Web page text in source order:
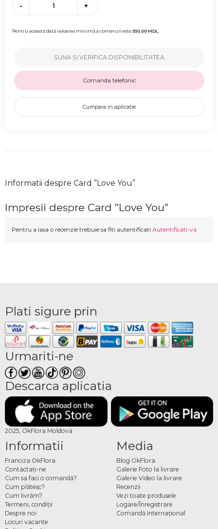
- +
Pentru această dată valoarea minimă a comenzii este550.00MDL
SUNA SI VERIFICA DISPONIBILITATEA
Comanda telefonic
Cumpara in aplicatie
Informatii despre Card ”Love You”
Impresii despre Card ”Love You”
Pentru a lasa o recenzie trebuie sa fiti autentificati Autentificati-va
Plati sigure prin
Urmariti-ne
Descarca aplicatia
2025, OkFlora Moldova
Informatii
Franciza OkFlora
Contactaţi-ne
Cum sa faci o comandă?
Cum plătesc?
Cum livrăm?
Termeni, condiţii
Despre noi
Locuri vacante
Media
Blog OkFlora
Galerie Foto la livrare
Galerie Video la livrare
Recenzii
Vezi toate produsele
Logare/Înregistrare
Comandă Internațional